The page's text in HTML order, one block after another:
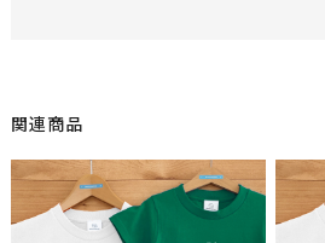
関連商品